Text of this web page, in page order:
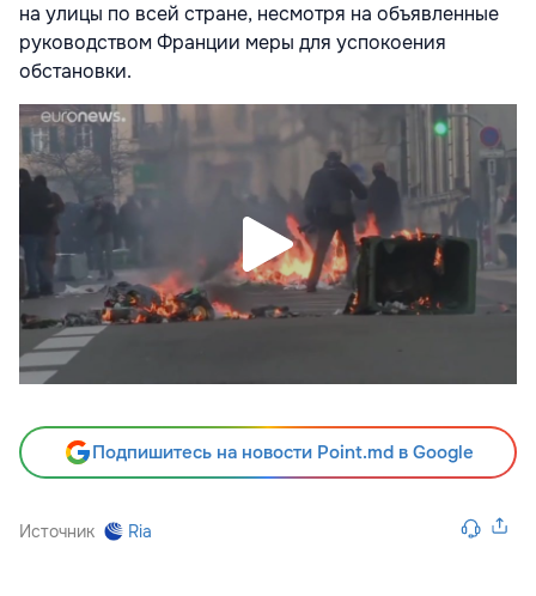
на улицы по всей стране, несмотря на объявленные
руководством Франции меры для успокоения
обстановки.
Подпишитесь на новости Point.md в Google
Источник Ria